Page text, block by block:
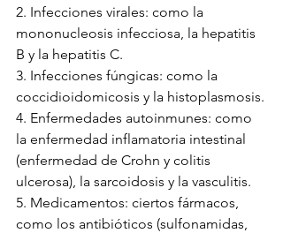
2. Infecciones virales: como la
mononucleosis infecciosa, la hepatitis
B y la hepatitis C.
3. Infecciones fúngicas: como la
coccidioidomicosis y la histoplasmosis.
4. Enfermedades autoinmunes: como
la enfermedad inflamatoria intestinal
(enfermedad de Crohn y colitis
ulcerosa), la sarcoidosis y la vasculitis.
5. Medicamentos: ciertos fármacos,
como los antibióticos (sulfonamidas,